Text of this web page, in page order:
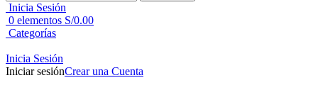
Inicia Sesión
0 elementos S/0.00
Categorías
Inicia Sesión
Iniciar sesiónCrear una Cuenta